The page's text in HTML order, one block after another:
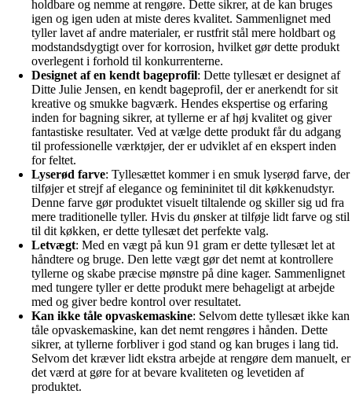
holdbare og nemme at rengøre. Dette sikrer, at de kan bruges
igen og igen uden at miste deres kvalitet. Sammenlignet med
tyller lavet af andre materialer, er rustfrit stål mere holdbart og
modstandsdygtigt over for korrosion, hvilket gør dette produkt
overlegent i forhold til konkurrenterne.
Designet af en kendt bageprofil: Dette tyllesæt er designet af
Ditte Julie Jensen, en kendt bageprofil, der er anerkendt for sit
kreative og smukke bagværk. Hendes ekspertise og erfaring
inden for bagning sikrer, at tyllerne er af høj kvalitet og giver
fantastiske resultater. Ved at vælge dette produkt får du adgang
til professionelle værktøjer, der er udviklet af en ekspert inden
for feltet.
Lyserød farve: Tyllesættet kommer i en smuk lyserød farve, der
tilføjer et strejf af elegance og femininitet til dit køkkenudstyr.
Denne farve gør produktet visuelt tiltalende og skiller sig ud fra
mere traditionelle tyller. Hvis du ønsker at tilføje lidt farve og stil
til dit køkken, er dette tyllesæt det perfekte valg.
Letvægt: Med en vægt på kun 91 gram er dette tyllesæt let at
håndtere og bruge. Den lette vægt gør det nemt at kontrollere
tyllerne og skabe præcise mønstre på dine kager. Sammenlignet
med tungere tyller er dette produkt mere behageligt at arbejde
med og giver bedre kontrol over resultatet.
Kan ikke tåle opvaskemaskine: Selvom dette tyllesæt ikke kan
tåle opvaskemaskine, kan det nemt rengøres i hånden. Dette
sikrer, at tyllerne forbliver i god stand og kan bruges i lang tid.
Selvom det kræver lidt ekstra arbejde at rengøre dem manuelt, er
det værd at gøre for at bevare kvaliteten og levetiden af
produktet.